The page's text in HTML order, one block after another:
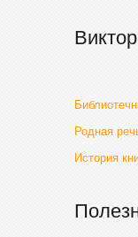
Родная
История